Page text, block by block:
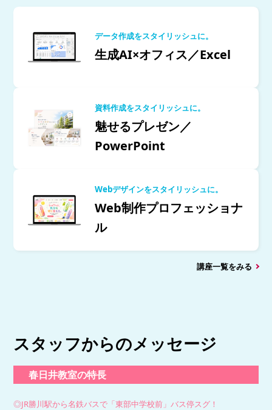
データ作成をスタイリッシュに。
生成AI×オフィス／Excel
資料作成をスタイリッシュに。
魅せるプレゼン／
PowerPoint
Webデザインをスタイリッシュに。
Web制作プロフェッショナ
ル
講座一覧をみる
スタッフからのメッセージ
春日井教室の特長
◎JR勝川駅から名鉄バスで「東部中学校前」バス停スグ！